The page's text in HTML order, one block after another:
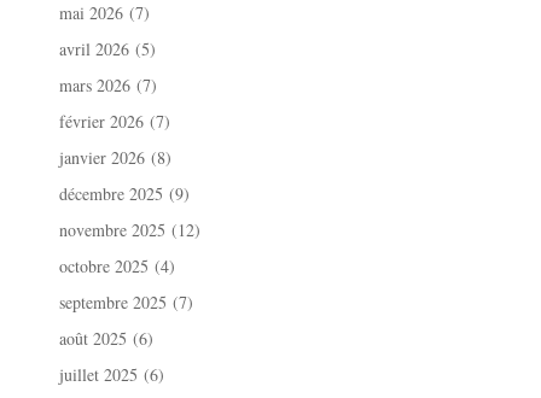
mai 2026 (7)
avril 2026 (5)
mars 2026 (7)
février 2026 (7)
janvier 2026 (8)
décembre 2025 (9)
novembre 2025 (12)
octobre 2025 (4)
septembre 2025 (7)
août 2025 (6)
juillet 2025 (6)